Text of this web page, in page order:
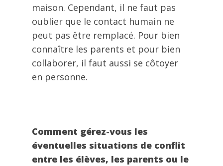
maison. Cependant, il ne faut pas
oublier que le contact humain ne
peut pas être remplacé. Pour bien
connaître les parents et pour bien
collaborer, il faut aussi se côtoyer
en personne.
Comment gérez-vous les
éventuelles situations de conflit
entre les élèves, les parents ou le